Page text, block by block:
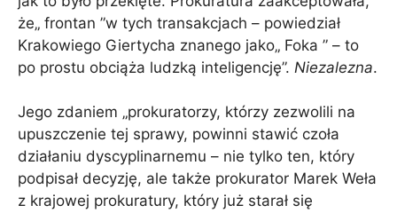
że„ frontan ”w tych transakcjach – powiedział
Krakowiego Giertycha znanego jako„ Foka ” – to
po prostu obciąża ludzką inteligencję”. Niezalezna.
Jego zdaniem „prokuratorzy, którzy zezwolili na
upuszczenie tej sprawy, powinni stawić czoła
działaniu dyscyplinarnemu – nie tylko ten, który
podpisał decyzję, ale także prokurator Marek Weła
z krajowej prokuratury, który już starał się